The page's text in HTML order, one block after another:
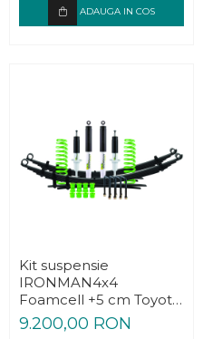
ADAUGA IN COS
Kit suspensie
IRONMAN4x4
Foamcell +5 cm Toyota
Hilux 2015-
9.200,00 RON